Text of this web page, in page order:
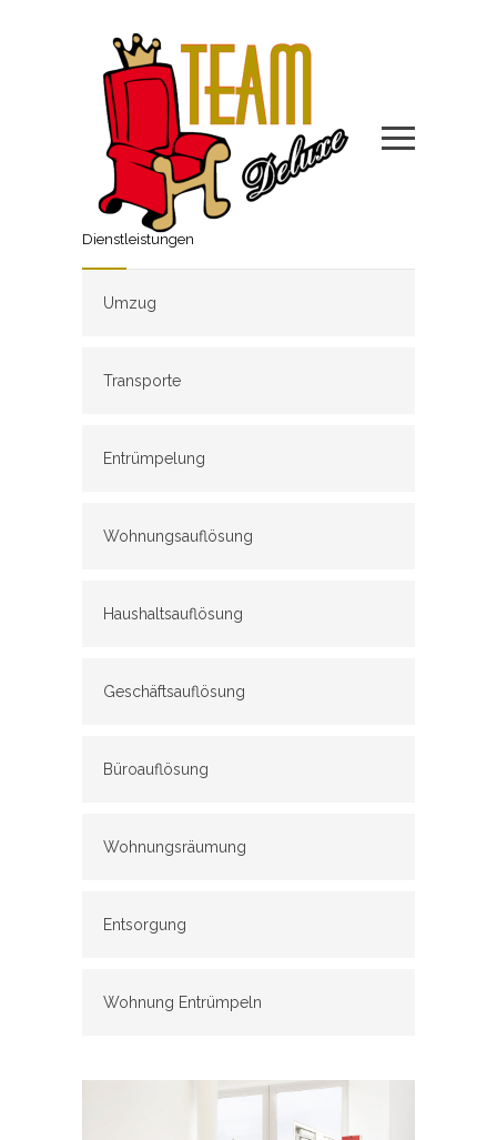
Dienstleistungen
Umzug
Transporte
Entrümpelung
Wohnungsauflösung
Haushaltsauflösung
Geschäftsauflösung
Büroauflösung
Wohnungsräumung
Entsorgung
Wohnung Entrümpeln